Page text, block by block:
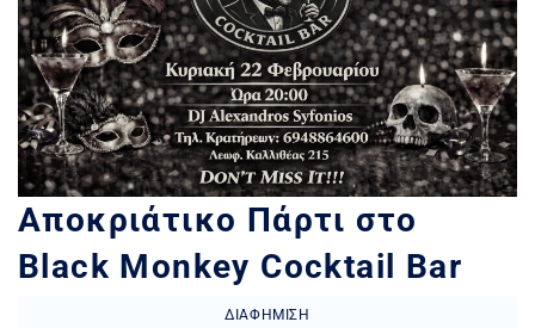
Αποκριάτικο Πάρτι στο
Black Monkey Cocktail Bar
ΔΙΑΦΉΜΙΣΗ